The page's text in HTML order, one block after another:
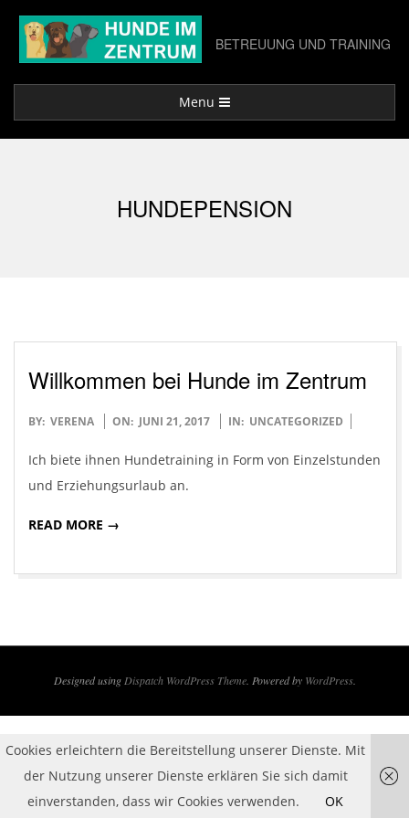
Skip
content
BETREUUNG UND TRAINING
Navigation
Menu
HUNDEPENSION
Willkommen bei Hunde im Zentrum
2017-
21
BY: VERENA ON: JUNI 21, 2017 IN: UNCATEGORIZED
Ich biete ihnen Hundetraining in Form von Einzelstunden
und Erziehungsurlaub an.
READ MORE →
Designed usingDispatch WordPress Theme. Powered by WordPress.
Cookies erleichtern die Bereitstellung unserer Dienste. Mit
der Nutzung unserer Dienste erklären Sie sich damit
einverstanden, dass wir Cookies verwenden.
OK